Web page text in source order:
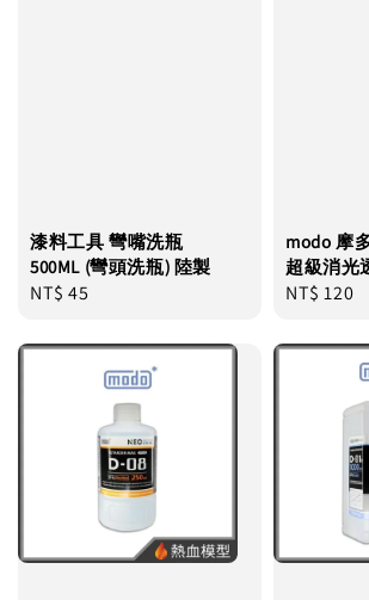
漆料工具 彎嘴洗瓶
500ML (彎頭洗瓶) 陸製
Regular
NT$ 45
modo 摩
超級消光
Regular
NT$ 120